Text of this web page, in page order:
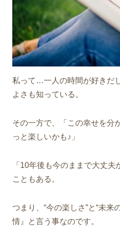
私って…一人の時間が好きだ
よさも知っている。
その一方で、「この幸せを分
っと楽しいかも♪」
「10年後も今のままで大丈
こともある。
つまり、“今の楽しさ”と“未来
情』と言う事なのです。